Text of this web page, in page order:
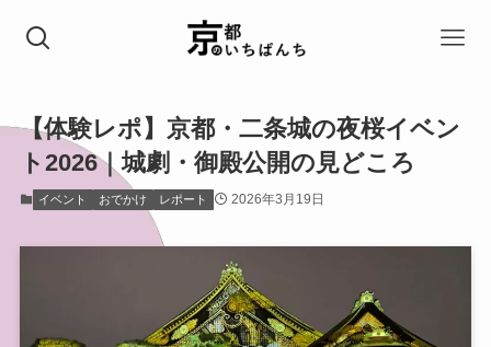
【体験レポ】京都・二条城の夜桜イベン
ト2026｜城劇・御殿公開の見どころ
イベント おでかけ レポート 2026年3月19日